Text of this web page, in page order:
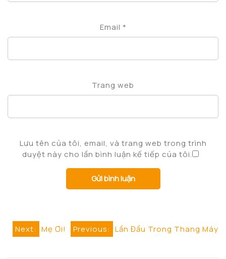
Email *
Trang web
Lưu tên của tôi, email, và trang web trong trình
duyệt này cho lần bình luận kế tiếp của tôi.
Điều
Previous: Lần Đầu Trong Thang Máy
Next: Mẹ Ơi!